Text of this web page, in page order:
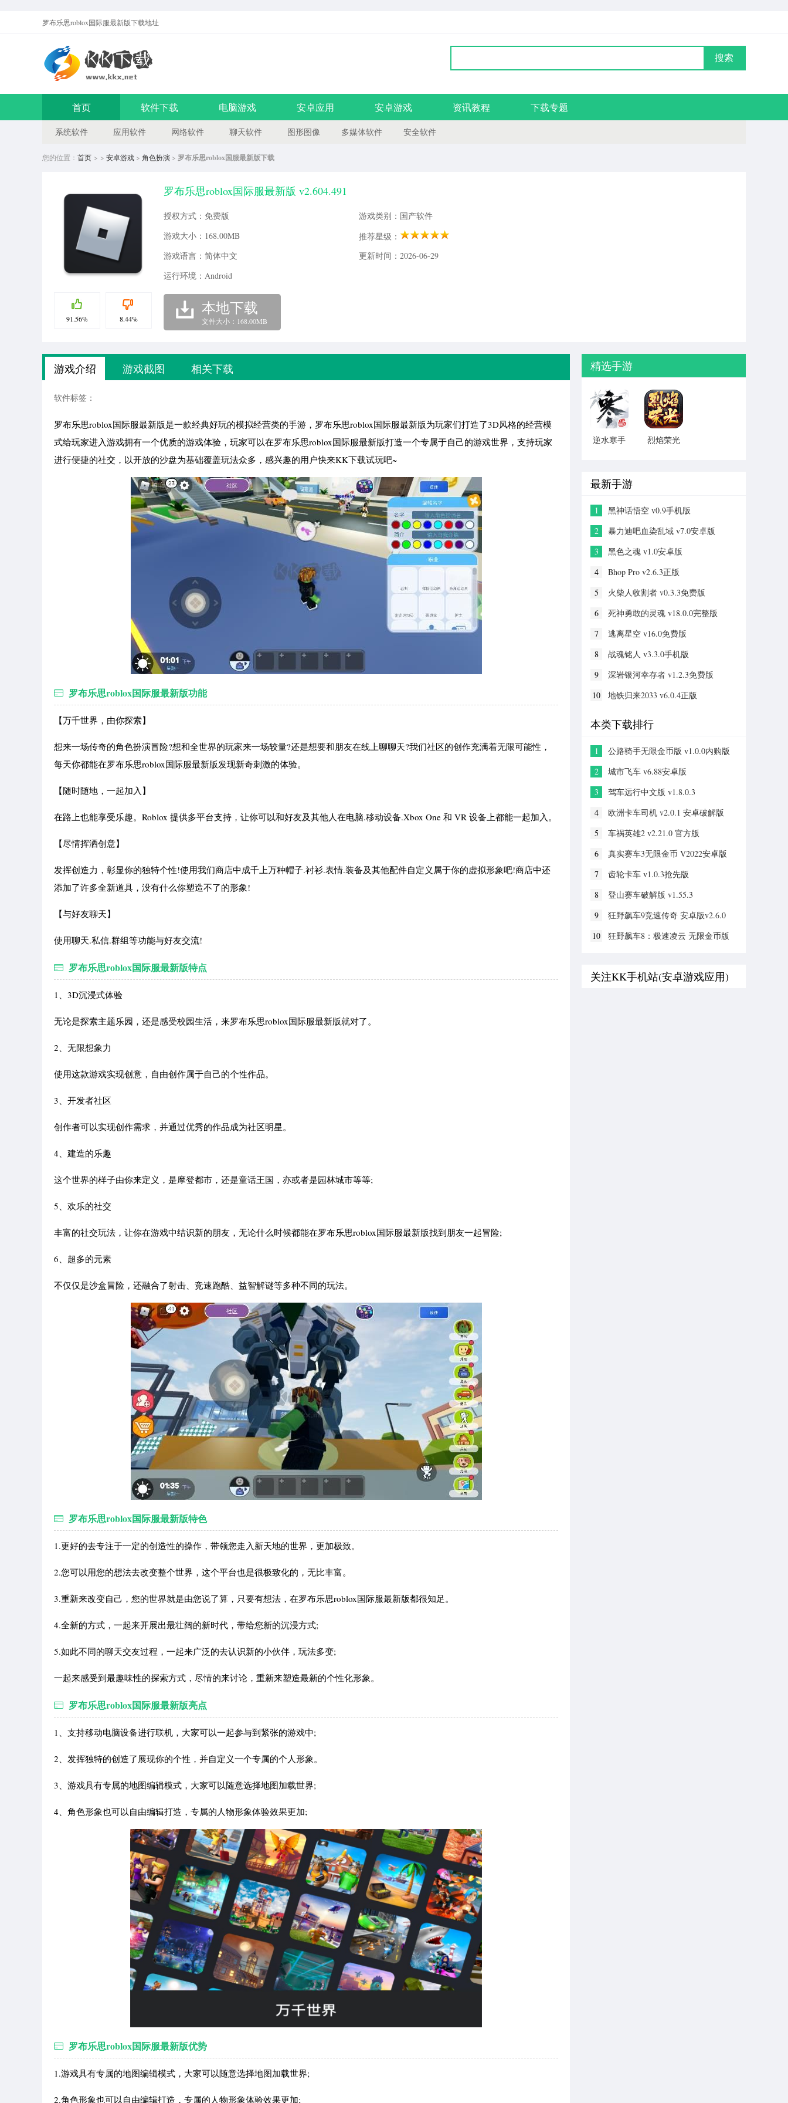
罗布乐思roblox国际服最新版下载地址
搜索
首页 软件下载 电脑游戏 安卓应用 安卓游戏 资讯教程 下载专题
系统软件 应用软件 网络软件 聊天软件 图形图像 多媒体软件 安全软件
您的位置： 首页 > > 安卓游戏 > 角色扮演 > 罗布乐思roblox国服最新版下载
91.56% 8.44%
罗布乐思roblox国际服最新版 v2.604.491
授权方式：免费版
游戏类别：国产软件
游戏大小：168.00MB
推荐星级：
游戏语言：简体中文
更新时间：2026-06-29
运行环境：Android
本地下载
文件大小：168.00MB
游戏介绍 游戏截图 相关下载
软件标签：
罗布乐思roblox国际服最新版是一款经典好玩的模拟经营类的手游，罗布乐思roblox国际服最新版为玩家们打造了3D风格的经营模
式给玩家进入游戏拥有一个优质的游戏体验，玩家可以在罗布乐思roblox国际服最新版打造一个专属于自己的游戏世界，支持玩家
进行便捷的社交，以开放的沙盘为基础覆盖玩法众多，感兴趣的用户快来KK下载试玩吧~
罗布乐思roblox国际服最新版功能
【万千世界，由你探索】
想来一场传奇的角色扮演冒险?想和全世界的玩家来一场较量?还是想要和朋友在线上聊聊天?我们社区的创作充满着无限可能性，
每天你都能在罗布乐思roblox国际服最新版发现新奇刺激的体验。
【随时随地，一起加入】
在路上也能享受乐趣。Roblox 提供多平台支持，让你可以和好友及其他人在电脑.移动设备.Xbox One 和 VR 设备上都能一起加入。
【尽情挥洒创意】
发挥创造力，彰显你的独特个性!使用我们商店中成千上万种帽子.衬衫.表情.装备及其他配件自定义属于你的虚拟形象吧!商店中还
添加了许多全新道具，没有什么你塑造不了的形象!
【与好友聊天】
使用聊天.私信.群组等功能与好友交流!
罗布乐思roblox国际服最新版特点
1、3D沉浸式体验
无论是探索主题乐园，还是感受校园生活，来罗布乐思roblox国际服最新版就对了。
2、无限想象力
使用这款游戏实现创意，自由创作属于自己的个性作品。
3、开发者社区
创作者可以实现创作需求，并通过优秀的作品成为社区明星。
4、建造的乐趣
这个世界的样子由你来定义，是摩登都市，还是童话王国，亦或者是园林城市等等;
5、欢乐的社交
丰富的社交玩法，让你在游戏中结识新的朋友，无论什么时候都能在罗布乐思roblox国际服最新版找到朋友一起冒险;
6、超多的元素
不仅仅是沙盒冒险，还融合了射击、竞速跑酷、益智解谜等多种不同的玩法。
罗布乐思roblox国际服最新版特色
1.更好的去专注于一定的创造性的操作，带领您走入新天地的世界，更加极致。
2.您可以用您的想法去改变整个世界，这个平台也是很极致化的，无比丰富。
3.重新来改变自己，您的世界就是由您说了算，只要有想法，在罗布乐思roblox国际服最新版都很知足。
4.全新的方式，一起来开展出最壮阔的新时代，带给您新的沉浸方式;
5.如此不同的聊天交友过程，一起来广泛的去认识新的小伙伴，玩法多变;
一起来感受到最趣味性的探索方式，尽情的来讨论，重新来塑造最新的个性化形象。
罗布乐思roblox国际服最新版亮点
1、支持移动电脑设备进行联机，大家可以一起参与到紧张的游戏中;
2、发挥独特的创造了展现你的个性，并自定义一个专属的个人形象。
3、游戏具有专属的地图编辑模式，大家可以随意选择地图加载世界;
4、角色形象也可以自由编辑打造，专属的人物形象体验效果更加;
罗布乐思roblox国际服最新版优势
1.游戏具有专属的地图编辑模式，大家可以随意选择地图加载世界;
2.角色形象也可以自由编辑打造，专属的人物形象体验效果更加;
精选手游
逆水寒手
烈焰荣光
最新手游
1
黑神话悟空 v0.9手机版
2
暴力迪吧血染乱域 v7.0安卓版
3
黑色之魂 v1.0安卓版
4
Bhop Pro v2.6.3正版
5
火柴人收割者 v0.3.3免费版
6
死神勇敢的灵魂 v18.0.0完整版
7
逃离星空 v16.0免费版
8
战魂铭人 v3.3.0手机版
9
深岩银河幸存者 v1.2.3免费版
10
地铁归来2033 v6.0.4正版
本类下载排行
1
公路骑手无限金币版 v1.0.0内购版
2
城市飞车 v6.88安卓版
3
驾车远行中文版 v1.8.0.3
4
欧洲卡车司机 v2.0.1 安卓破解版
5
车祸英雄2 v2.21.0 官方版
6
真实赛车3无限金币 V2022安卓版
7
齿轮卡车 v1.0.3抢先版
8
登山赛车破解版 v1.55.3
9
狂野飙车9竞速传奇 安卓版v2.6.0
10
狂野飙车8：极速凌云 无限金币版
关注KK手机站(安卓游戏应用)